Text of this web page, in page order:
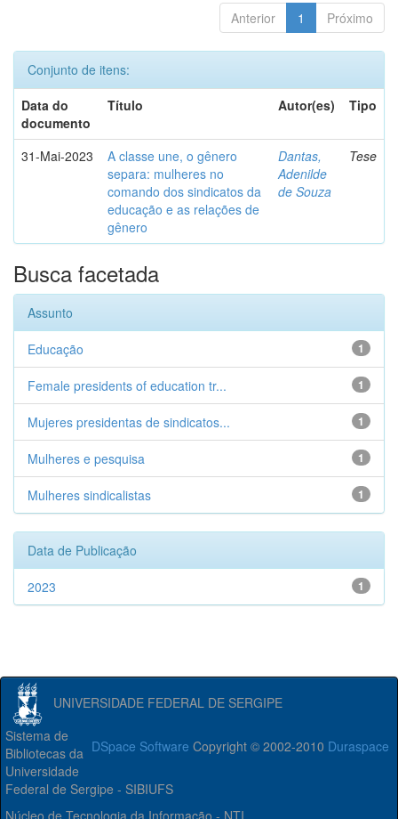
Anterior 1 Próximo
Conjunto de itens:
Data do
documento
Título Autor(es) Tipo
31-Mai-2023
A classe une, o gênero
separa: mulheres no
comando dos sindicatos da
educação e as relações de
gênero
Dantas,
Adenilde
de Souza
Tese
Busca facetada
Assunto
1
Educação
1
Female presidents of education tr...
1
Mujeres presidentas de sindicatos...
1
Mulheres e pesquisa
1
Mulheres sindicalistas
Data de Publicação
1
2023
UNIVERSIDADE FEDERAL DE SERGIPE
DSpace Software Copyright © 2002-2010 Duraspace
Sistema de
Bibliotecas da
Universidade
Federal de Sergipe - SIBIUFS
Núcleo de Tecnologia da Informação - NTI